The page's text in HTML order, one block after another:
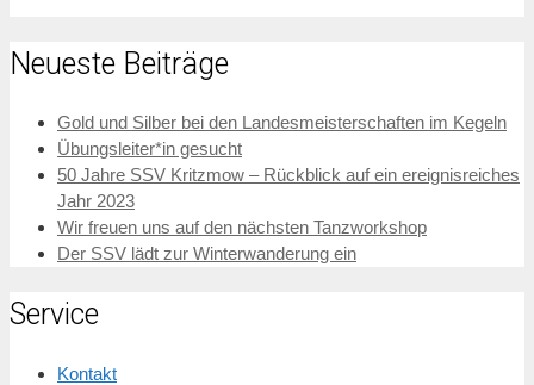
Neueste Beiträge
Gold und Silber bei den Landesmeisterschaften im Kegeln
Übungsleiter*in gesucht
50 Jahre SSV Kritzmow – Rückblick auf ein ereignisreiches
Jahr 2023
Wir freuen uns auf den nächsten Tanzworkshop
Der SSV lädt zur Winterwanderung ein
Service
Kontakt